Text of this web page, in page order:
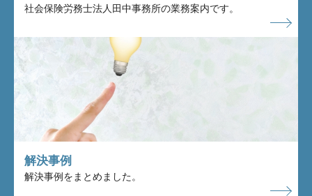
社会保険労務士法人田中事務所の業務案内です。
解決事例
解決事例をまとめました。